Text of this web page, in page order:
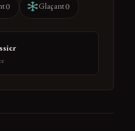
0 Glaçant0